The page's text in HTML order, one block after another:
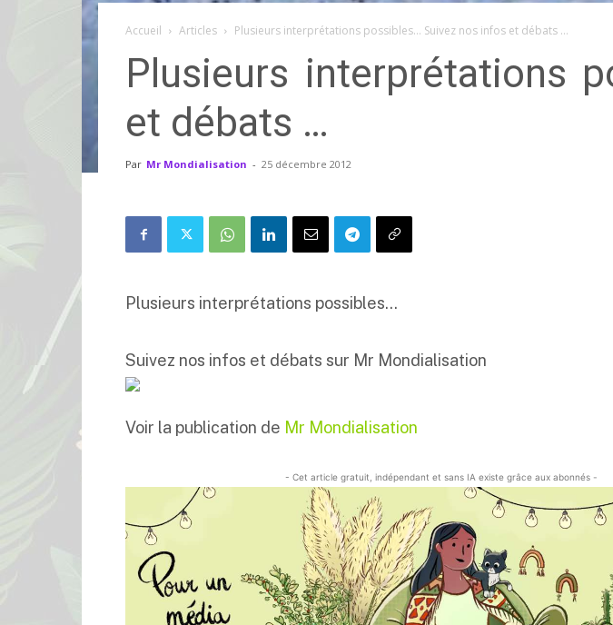
Accueil Articles Plusieurs interprétations possibles… Suivez nos infos et débats …
Plusieurs interprétations
et débats …
Par Mr Mondialisation - 25 décembre 2012
Plusieurs interprétations possibles…
Suivez nos infos et débats sur Mr Mondialisation
Voir la publication de Mr Mondialisation
- Cet article gratuit, indépendant et sans IA existe grâce aux abonnés -